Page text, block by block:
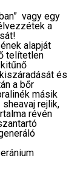
vagy egy
a
alapját
telítetlen
és
a bőr
másik
rejlik,
révén